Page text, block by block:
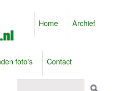
Home Archief
foto's Contact